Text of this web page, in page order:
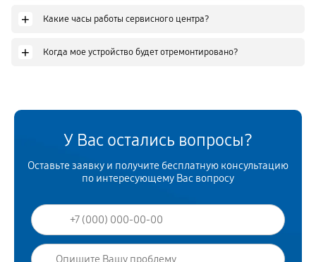
+ Какие часы работы сервисного центра?
+ Когда мое устройство будет отремонтировано?
У Вас остались вопросы?
Оставьте заявку и получите бесплатную консультацию
по интересующему Вас вопросу